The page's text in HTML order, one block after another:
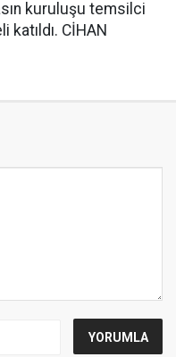
kuruluşu temsilci
CİHAN